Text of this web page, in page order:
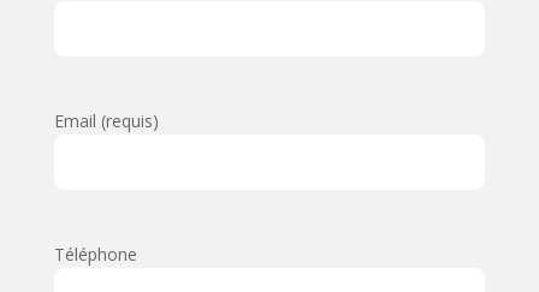
Email (requis)
Téléphone